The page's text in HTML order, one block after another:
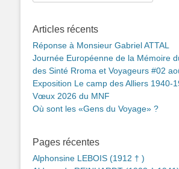
Articles récents
Réponse à Monsieur Gabriel ATTAL
Journée Européenne de la Mémoire
des Sinté Rroma et Voyageurs #02
Exposition Le camp des Alliers 1940-
Vœux 2026 du MNF
Où sont les «Gens du Voyage» ?
Pages récentes
Alphonsine LEBOIS (1912 † )